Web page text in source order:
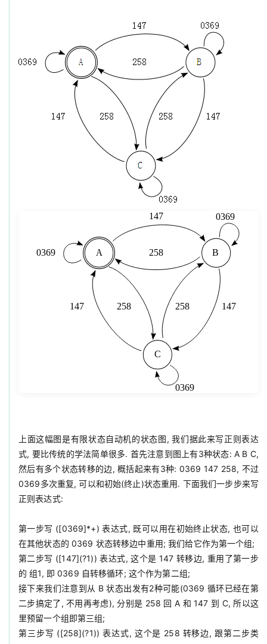
上面这幅图是有限状态自动机的状态图, 我们据此来写正则表达
式, 要比传统的学法简单很多. 首先注意到图上有3种状态: A B C,
然后有多个状态转移的边, 概括起来有3种: 0369 147 258, 不过
0369多次重复, 可以和初始(终止)状态重用. 下面我们一步步来写
正则表达式:
第一步写 ([0369]*+) 表达式, 既可以用在初始终止状态, 也可以
在其他状态的 0369 状态转移边中重用; 我们给它作为第一个组;
第二步写 ([147](?1)) 表达式, 这个是 147 转移边, 重用了第一步
的 组1, 即 0369 自转移循环; 这个作为第二组;
接下来我们注意到从 B 状态出发有2种可能(0369 循环已经在第
二步搞定了, 不用再考虑), 分别是 258 回 A 和 147 到 C, 所以这
里预留一个组即第三组;
第三步写 ([258](?1)) 表达式, 这个是 258 转移边, 跟第二步类